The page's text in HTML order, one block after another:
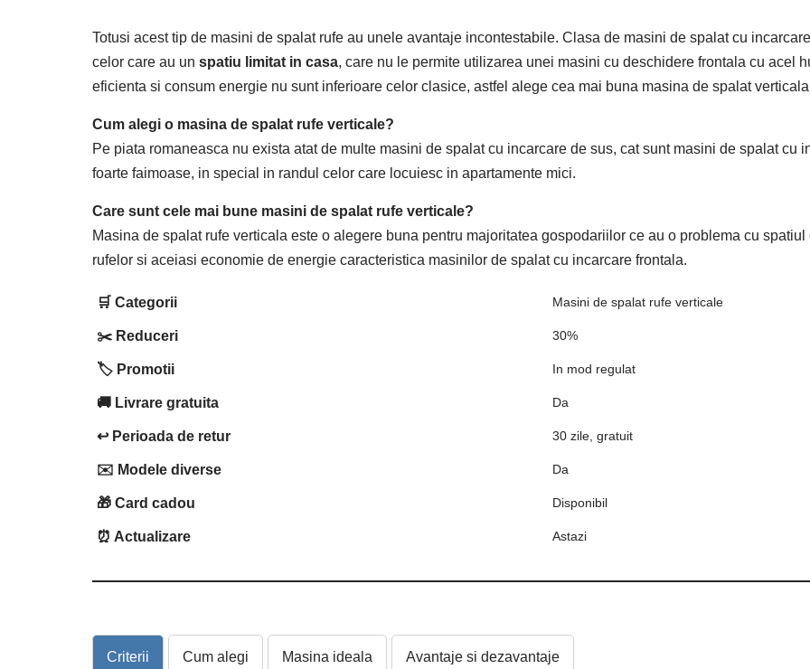
Totusi acest tip de masini de spalat rufe au unele avantaje incontestabile. Clasa de masini de spalat cu
celor care au un spatiu limitat in casa, care nu le permite utilizarea unei masini cu deschidere frontala cu acel
eficienta si consum energie nu sunt inferioare celor clasice, astfel alege cea mai buna masina de spalat
Cum alegi o masina de spalat rufe verticale?
Pe piata romaneasca nu exista atat de multe masini de spalat cu incarcare de sus, cat sunt masini de spalat cu
foarte faimoase, in special in randul celor care locuiesc in apartamente mici.
Care sunt cele mai bune masini de spalat rufe verticale?
Masina de spalat rufe verticala este o alegere buna pentru majoritatea gospodariilor ce au o problema cu
rufelor si aceiasi economie de energie caracteristica masinilor de spalat cu incarcare frontala.
🛒 Categorii Masini de spalat rufe verticale
✂️ Reduceri 30%
🏷️ Promotii In mod regulat
🚚 Livrare gratuita Da
↩️ Perioada de retur 30 zile, gratuit
✉️ Modele diverse Da
🎁 Card cadou Disponibil
⏰ Actualizare Astazi
Criterii Cum alegi Masina ideala Avantaje si dezavantaje